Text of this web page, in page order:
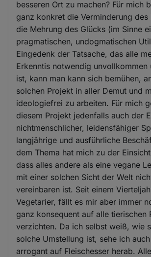
besseren Ort zu machen? Für mich
ganz konkret die Verminderung des
die Mehrung des Glücks (im Sinne
pragmatischen, undogmatischen
Eingedenk der Tatsache, das alle
Erkenntis notwendig
ist, kann man kann sich bemühen,
solchen Projekt in aller Demut und
ideologiefrei zu arbeiten. Für mich
diesem Projekt jedenfalls auch der
nichtmenschlicher, leidensfähiger
langjährige und ausführliche
dem Thema hat mich zu der
dass alles andere als eine vegane
mit einer solchen Sicht der Welt
vereinbaren ist. Seit einem
Vegetarier, fällt es mir aber immer
ganz konsequent auf alle tierischen
verzichten. Da ich selbst weiß, wie
solche Umstellung ist, sehe ich
arrogant auf Fleischesser herab.